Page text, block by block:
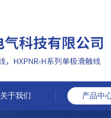
关于我们 产品中